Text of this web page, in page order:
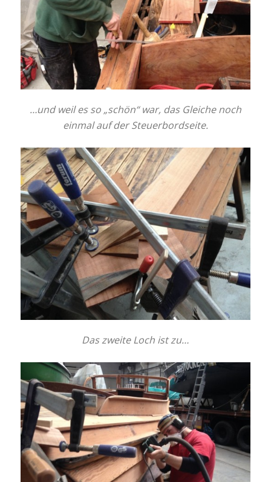
…und weil es so „schön“ war, das Gleiche noch
einmal auf der Steuerbordseite.
Das zweite Loch ist zu…